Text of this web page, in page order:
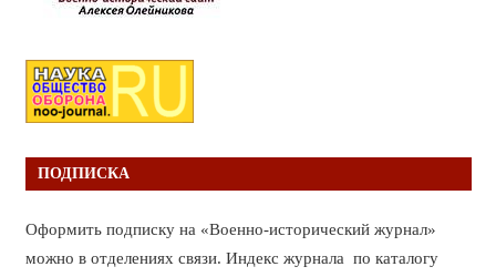
ПОДПИСКА
Оформить подписку на «Военно-исторический журнал»
можно в отделениях связи. Индекс журнала по каталогу